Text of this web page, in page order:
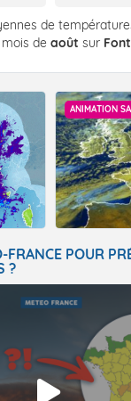
de
de août sur
ANIMATION
FRANCE POUR
?